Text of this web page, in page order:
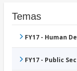
Temas
FY17 - Human
FY17 - Public